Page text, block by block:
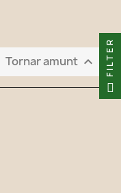
Tornar amunt  FILTER